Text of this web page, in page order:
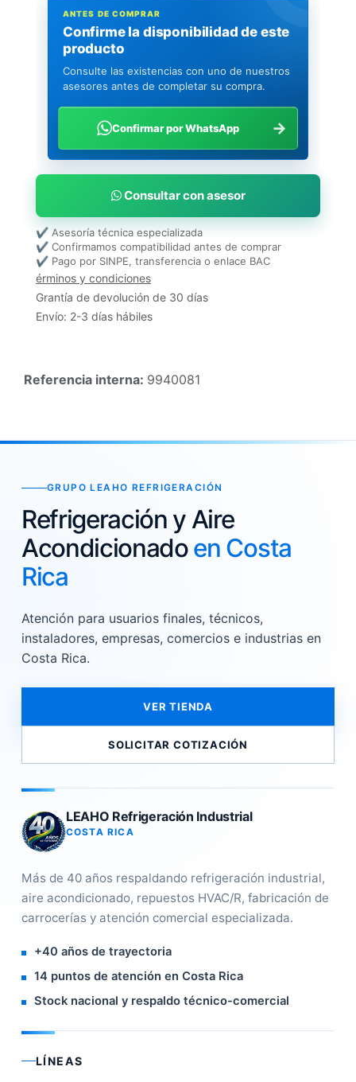
ANTES DE COMPRAR
Confirme la disponibilidad de este
producto
Consulte las existencias con uno de nuestros
asesores antes de completar su compra.
Confirmar por WhatsApp →
Consultar con asesor
✔ Asesoría técnica especializada
✔ Confirmamos compatibilidad antes de comprar
✔ Pago por SINPE, transferencia o enlace BAC
érminos y condiciones
Grantía de devolución de 30 días
Envío: 2-3 días hábiles
Referencia interna: 9940081
GRUPO LEAHO REFRIGERACIÓN
Refrigeración y Aire
Acondicionadoen Costa
Rica
Atención para usuarios finales, técnicos,
instaladores, empresas, comercios e industrias en
Costa Rica.
VER TIENDA
SOLICITAR COTIZACIÓN
LEAHO Refrigeración Industrial
COSTA RICA
Más de 40 años respaldando refrigeración industrial,
aire acondicionado, repuestos HVAC/R, fabricación de
carrocerías y atención comercial especializada.
+40 años de trayectoria
14 puntos de atención en Costa Rica
Stock nacional y respaldo técnico-comercial
LÍNEAS